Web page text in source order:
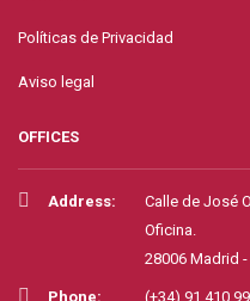
Políticas de Privacidad
Aviso legal
OFFICES
Address:
Calle de José
Oficina.
28006 Madrid -
Phone: (+34)